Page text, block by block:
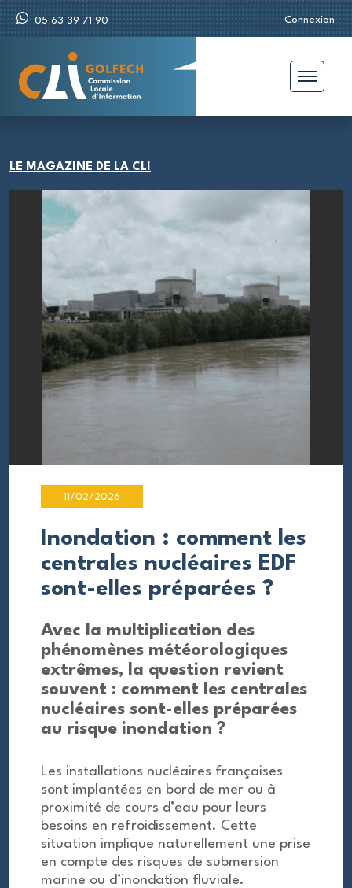
05 63 39 71 90 Connexion
LE MAGAZINE DE LA CLI
11/02/2026
Inondation : comment les
centrales nucléaires EDF
sont-elles préparées ?
Avec la multiplication des
phénomènes météorologiques
extrêmes, la question revient
souvent : comment les centrales
nucléaires sont-elles préparées
au risque inondation ?
Les installations nucléaires françaises
sont implantées en bord de mer ou à
proximité de cours d’eau pour leurs
besoins en refroidissement. Cette
situation implique naturellement une prise
en compte des risques de submersion
marine ou d’inondation fluviale.